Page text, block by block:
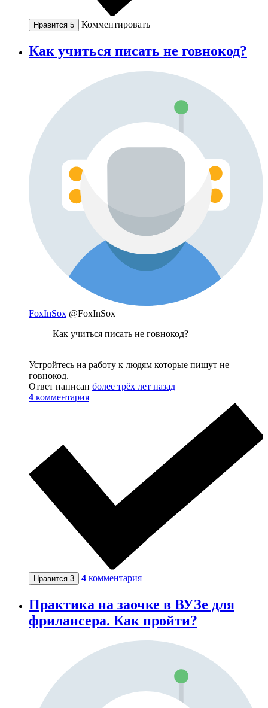
Нравится 5 Комментировать
Как учиться писать не говнокод?
FoxInSox @FoxInSox
Как учиться писать не говнокод?
Устройтесь на работу к людям которые пишут не
говнокод.
Ответ написан более трёх лет назад
4 комментария
Нравится 3 4 комментария
Практика на заочке в ВУЗе для
фрилансера. Как пройти?